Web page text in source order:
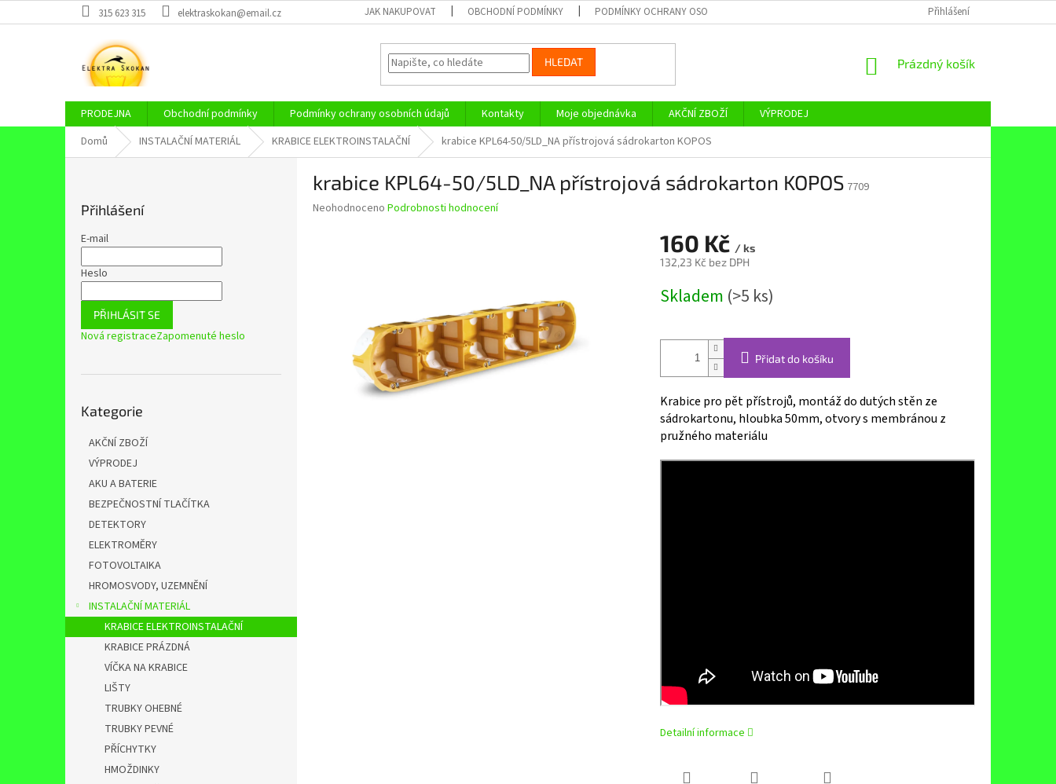
na
315 623 315 elektraskokan@email.cz JAK NAKUPOVAT OBCHODNÍ PODMÍNKY PODMÍNKY OCHRANY OSOBNÍCH ÚDAJŮ Přihlášení
HLEDAT
NÁKUPNÍ
Prázdný košík
PRODEJNA Obchodní podmínky Podmínky ochrany osobních údajů Kontakty Moje objednávka AKČNÍ ZBOŽÍ
VÝPRODEJ
Domů
INSTALAČNÍ MATERIÁL KRABICE ELEKTROINSTALAČNÍ krabice KPL64-50/5LD_NA přístrojová sádrokarton KOPOS
Přihlášení
E-mail
Heslo
PŘIHLÁSIT SE
Nová registraceZapomenuté heslo
kategorie
Kategorie
AKČNÍ ZBOŽÍ
VÝPRODEJ
AKU A BATERIE
BEZPEČNOSTNÍ TLAČÍTKA
DETEKTORY
ELEKTROMĚRY
FOTOVOLTAIKA
HROMOSVODY, UZEMNĚNÍ
INSTALAČNÍ MATERIÁL
KRABICE ELEKTROINSTALAČNÍ
KRABICE PRÁZDNÁ
VÍČKA NA KRABICE
LIŠTY
TRUBKY OHEBNÉ
TRUBKY PEVNÉ
PŘÍCHYTKY
HMOŽDINKY
krabice KPL64-50/5LD_NA přístrojová sádrokarton KOPOS 7709
Průměrné
Neohodnoceno Podrobnosti hodnocení
160 Kč / ks
132,23 Kč bez DPH
cena:
Skladem (>5 ks)
Přidat do košíku
Krabice pro pět přístrojů, montáž do dutých stěn ze
sádrokartonu, hloubka 50mm, otvory s membránou z
pružného materiálu
Detailní informace